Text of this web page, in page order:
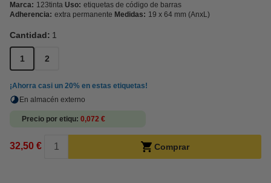
Marca: 123tinta Uso: etiquetas de código de barras
Adherencia: extra permanente Medidas: 19 x 64 mm (AnxL)
Cantidad: 1
1 2
¡Ahorra casi un 20% en estas etiquetas!
En almacén externo
Precio por etiqu 0,072 €
32,50 € Comprar